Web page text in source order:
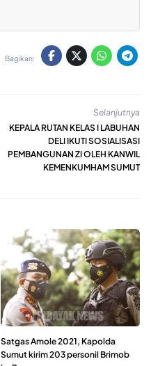
Bagikan:
Selanjutnya
KEPALA RUTAN KELAS I LABUHAN
DELI IKUTI SOSIALISASI
PEMBANGUNAN ZI OLEH KANWIL
KEMENKUMHAM SUMUT
Satgas Amole 2021, Kapolda
Sumut kirim 203 personil Brimob